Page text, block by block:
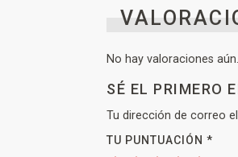
No hay valoraciones aún.
SÉ EL PRIMERO
Tu dirección de correo
TU PUNTUACIÓN *